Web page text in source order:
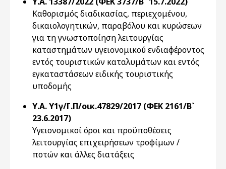
Καθορισμός διαδικασίας, περιεχομένου,
δικαιολογητικών, παραβόλου και κυρώσεων
για τη γνωστοποίηση λειτουργίας
καταστημάτων υγειονομικού ενδιαφέροντος
εντός τουριστικών καταλυμάτων και εντός
εγκαταστάσεων ειδικής τουριστικής
υποδομής
Υ.Α. Υ1γ/Γ.Π/οικ.47829/2017 (ΦΕΚ 2161/Β`
23.6.2017)
Υγειονομικοί όροι και προϋποθέσεις
λειτουργίας επιχειρήσεων τροφίμων /
ποτών και άλλες διατάξεις